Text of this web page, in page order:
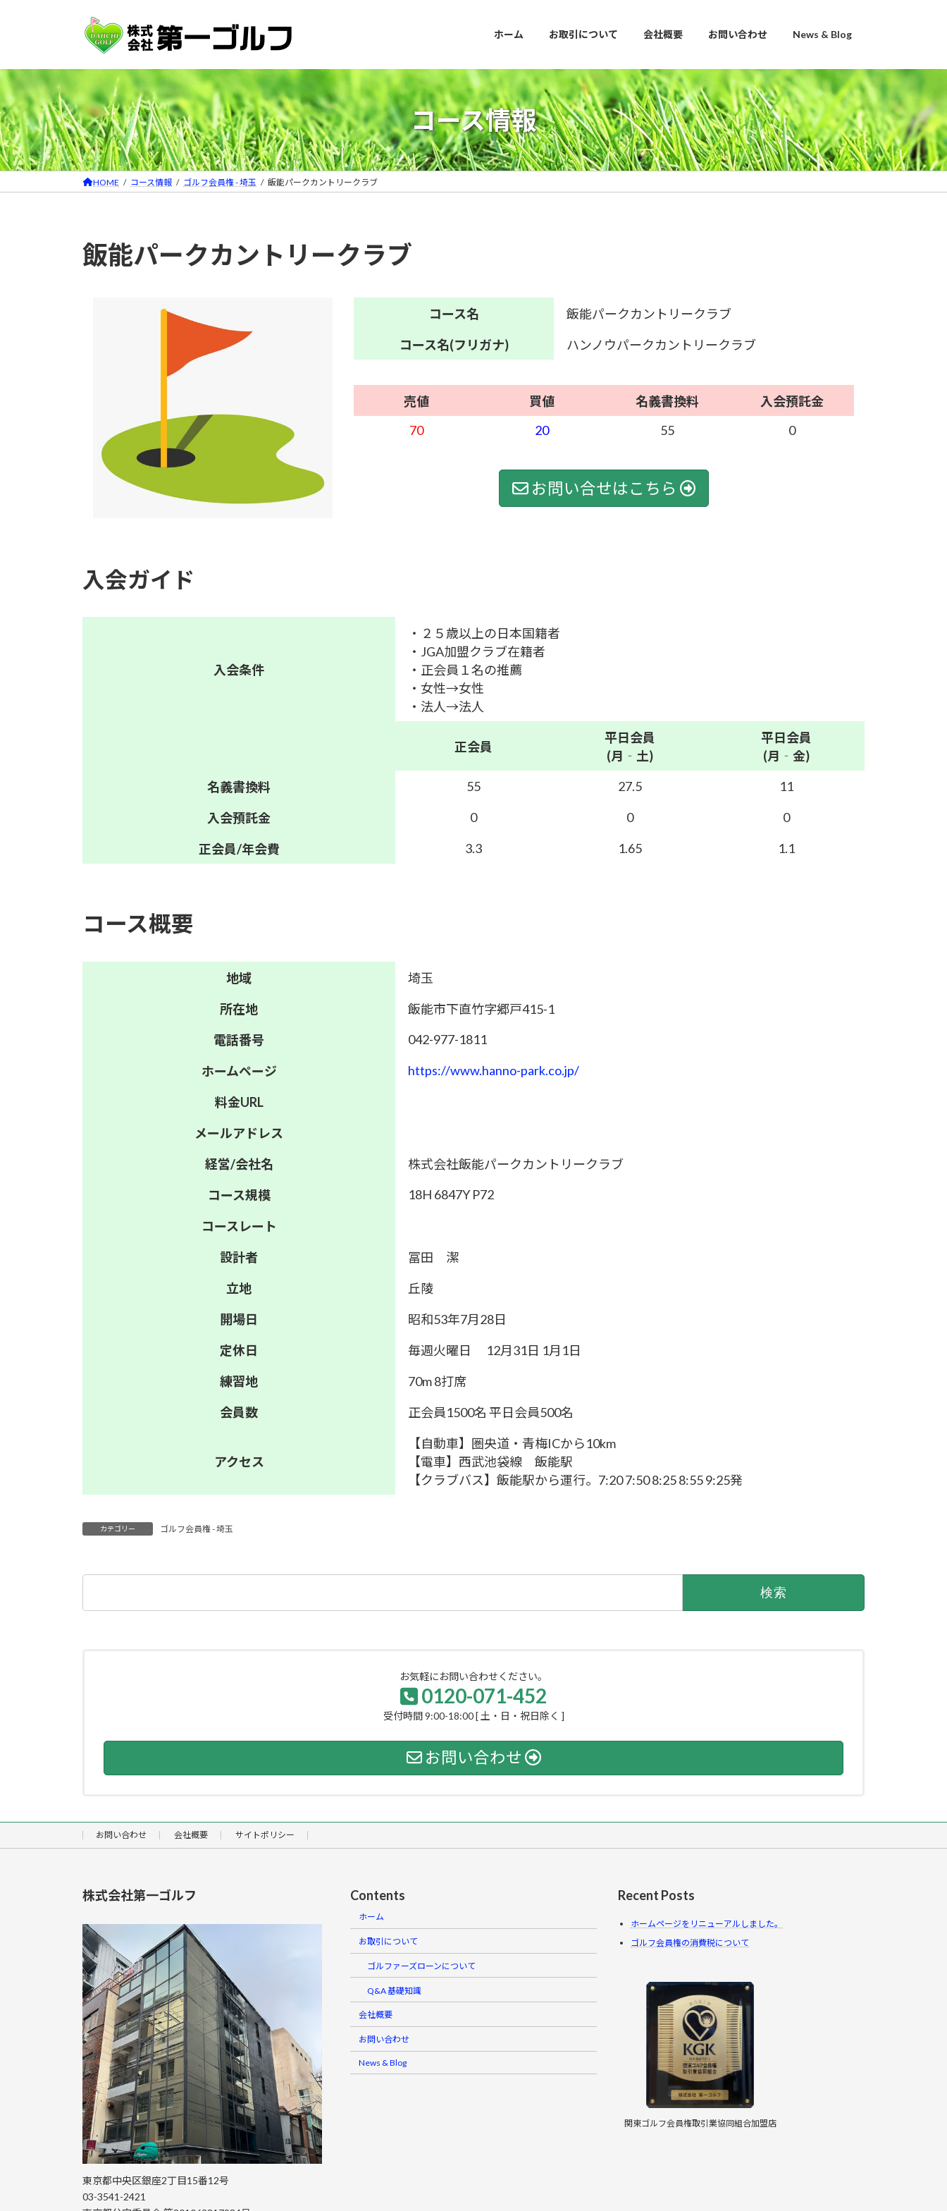
ツ
へ
ス
キ
ッ
プ
シ
ョ
ン
に
移
動
ホーム お取引について 会社概要 お問い合わせ News & Blog
コース情報
HOME コース情報 ゴルフ会員権 - 埼玉 飯能パークカントリークラブ
飯能パークカントリークラブ
コース名
飯能パークカントリークラブ
コース名(フリガナ) ハンノウパークカントリークラブ
売値 買値 名義書換料
入会預託金
70
20 55 0
お問い合せはこちら
入会ガイド
入会条件
・２５歳以上の日本国籍者
・JGA加盟クラブ在籍者
・正会員１名の推薦
・女性→女性
・法人→法人
正会員
平日会員
(月‐土)
平日会員
(月‐金)
名義書換料 55 27.5 11
入会預託金 0 0 0
正会員/年会費 3.3 1.65 1.1
コース概要
地域
埼玉
所在地
飯能市下直竹字郷戸415-1
電話番号
042-977-1811
ホームページ https://www.hanno-park.co.jp/
料金URL
メールアドレス
経営/会社名
株式会社飯能パークカントリークラブ
コース規模 18H 6847Y P72
コースレート
設計者
冨田 潔
立地
丘陵
開場日
昭和53年7月28日
定休日
毎週火曜日 12月31日 1月1日
練習地
70m 8打席
会員数
正会員1500名 平日会員500名
アクセス
【自動車】圏央道・青梅ICから10km
【電車】西武池袋線 飯能駅
【クラブバス】飯能駅から運行。7:20 7:50 8:25 8:55 9:25発
カテゴリー ゴルフ会員権 - 埼玉
お気軽にお問い合わせください。
0120-071-452
受付時間 9:00-18:00 [ 土・日・祝日除く ]
お問い合わせ
お問い合わせ 会社概要 サイトポリシー
株式会社第一ゴルフ
東京都中央区銀座2丁目15番12号
03-3541-2421
Contents
ホーム
お取引について
ゴルファーズローンについて
Q&A 基礎知識
会社概要
お問い合わせ
News & Blog
Recent Posts
ホームページをリニューアルしました。
ゴルフ会員権の消費税について
関東ゴルフ会員権取引業協同組合加盟店